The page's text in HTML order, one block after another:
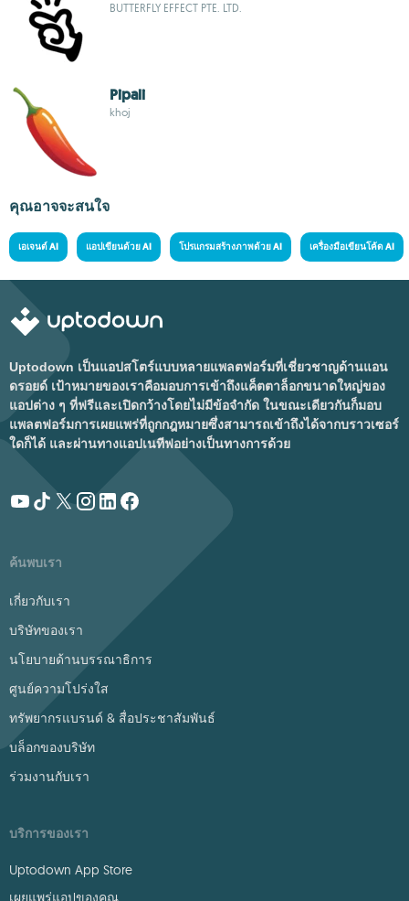
BUTTERFLY EFFECT PTE. LTD.
Pipali
khoj
คุณอาจจะสนใจ
เอเจนต์ AI แอปเขียนด้วย AI โปรแกรมสร้างภาพด้วย AI เครื่องมือเขียนโค้ด AI
Uptodown เป็นแอปสโตร์แบบหลายแพลตฟอร์มที่เชี่ยวชาญด้านแอน
ดรอยด์ เป้าหมายของเราคือมอบการเข้าถึงแค็ตตาล็อกขนาดใหญ่ของ
แอปต่าง ๆ ที่ฟรีและเปิดกว้างโดยไม่มีข้อจำกัด ในขณะเดียวกันก็มอบ
แพลตฟอร์มการเผยแพร่ที่ถูกกฎหมายซึ่งสามารถเข้าถึงได้จากบราวเซอร์
ใดก็ได้ และผ่านทางแอปเนทีฟอย่างเป็นทางการด้วย
ค้นพบเรา
เกี่ยวกับเรา
บริษัทของเรา
นโยบายด้านบรรณาธิการ
ศูนย์ความโปร่งใส
ทรัพยากรแบรนด์ & สื่อประชาสัมพันธ์
บล็อกของบริษัท
ร่วมงานกับเรา
บริการของเรา
Uptodown App Store
เผยแพร่แอปของคุณ